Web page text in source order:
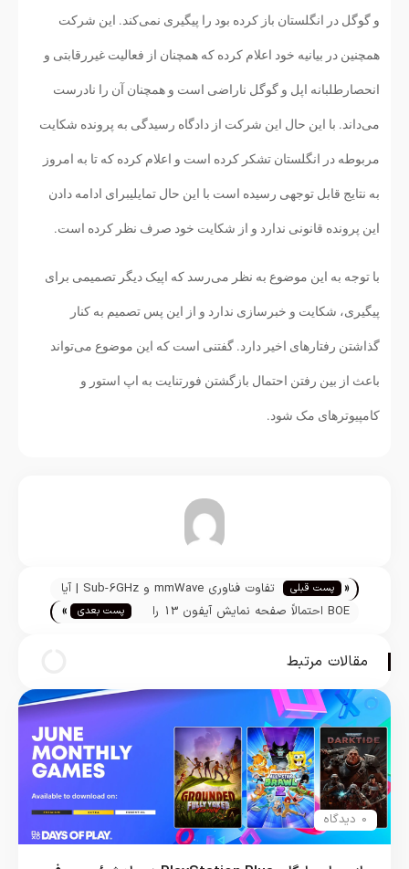
و گوگل در انگلستان باز کرده بود را پیگیری نمی‌کند. این شرکت
همچنین در بیانیه خود اعلام کرده که همچنان از فعالیت غیررقابتی و
انحصارطلبانه اپل و گوگل ناراضی است و همچنان آن را نادرست
می‌داند. با این حال این شرکت از دادگاه رسیدگی به پرونده شکایت
مربوطه در انگلستان تشکر کرده است و اعلام کرده که تا به امروز
به نتایج قابل توجهی رسیده است با این حال تمایلیبرای ادامه دادن
این پرونده قانونی ندارد و از شکایت خود صرف نظر کرده است.
با توجه به این موضوع به نظر می‌رسد که اپیک دیگر تصمیمی برای
پیگیری، شکایت و خبرسازی ندارد و از این پس تصمیم به کنار
گذاشتن رفتارهای اخیر دارد. گفتنی است که این موضوع می‌تواند
باعث از بین رفتن احتمال بازگشتن فورتنایت به اپ استور و
کامپیوترهای مک شود.
تیم تحریریه « پست قبلی
تفاوت فناوری mmWave و Sub-6GHz | آیا
5G در پارت نامبرهای آیفون 12 باهم
BOE احتمالاً صفحه نمایش آیفون 13 را
پست بعدی »
مقالات مرتبط
0 دیدگاه